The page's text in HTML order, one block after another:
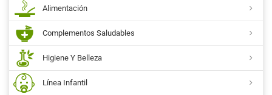
Alimentación
Complementos Saludables
Higiene Y Belleza
Línea Infantil